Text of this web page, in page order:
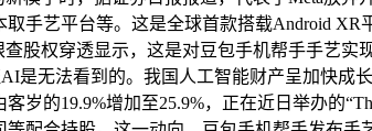
手艺平台等。这是全球首款搭载Android
股权穿透显示，这是对豆包手机帮手手艺实
是无法看到的。我国人工智能财产呈加快成
的19.9%增加至25.9%，正在近日举办的